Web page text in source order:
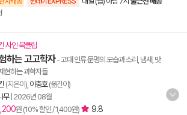
사인 북클립
하는 고고학자- 고대 인류 문명의 모습과 소리, 냄새, 맛
현하는 과학자들
(지은이), 이충호(옮긴이)
무| 2026년 08월
원 (10% 할인 / 1,400원) 9.8